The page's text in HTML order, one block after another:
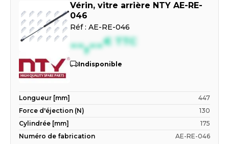
Vérin, vitre arrière NTY AE-RE-
046
Réf : AE-RE-046
--,--€ TTC
Indisponible
Longueur [mm]
447
Force d'éjection (N)
130
Cylindrée [mm]
175
Numéro de fabrication
AE-RE-046